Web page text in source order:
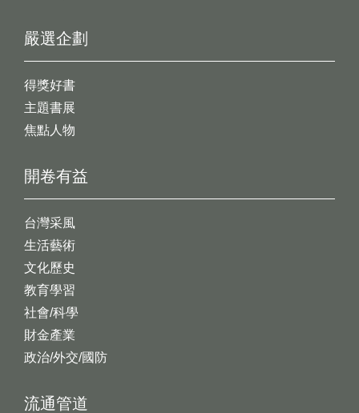
開卷有益
台灣采風
生活藝術
文化歷史
教育學習
社會/科學
財金產業
政治/外交/國防
嚴選企劃
得獎好書
主題書展
焦點人物
流通管道